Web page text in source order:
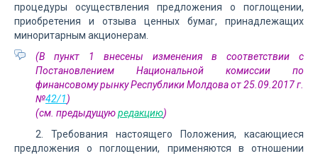
процедуры осуществления предложения о поглощении,
приобретения и отзыва ценных бумаг, принадлежащих
миноритарным акционерам.
(В пункт 1 внесены изменения в соответствии с
Постановлением Национальной комиссии по
финансовому рынку Республики Молдова от 25.09.2017 г.
№42/1)
(см. предыдущуюредакцию)
2. Требования настоящего Положения, касающиеся
предложения о поглощении, применяются в отношении